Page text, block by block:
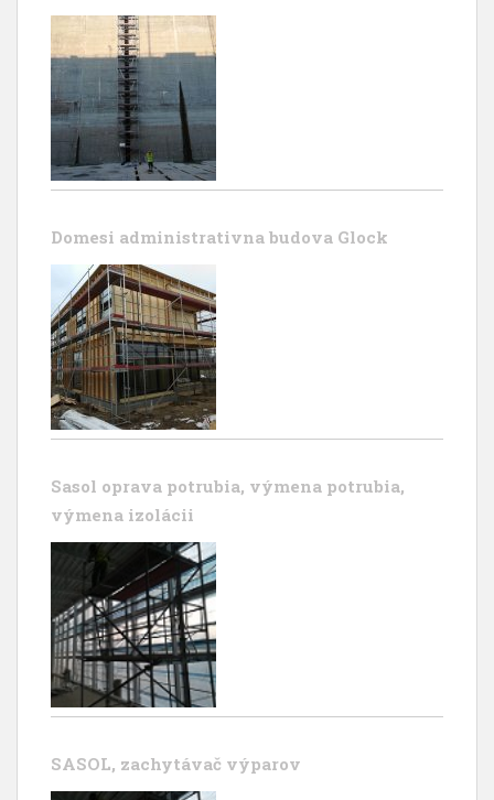
Domesi administrativna budova Glock
Sasol oprava potrubia, výmena potrubia,
výmena izolácii
SASOL, zachytávač výparov